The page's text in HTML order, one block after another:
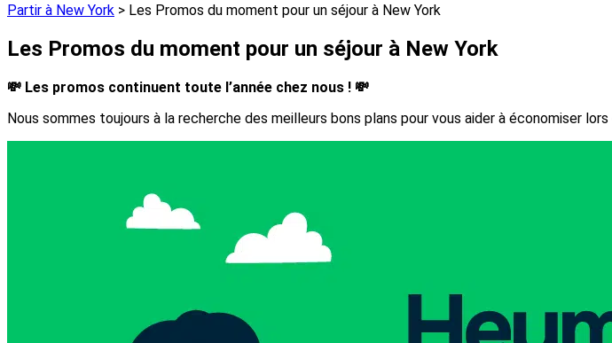
Partir à New York > Les Promos du moment pour un séjour à New York
Les Promos du moment pour un séjour à New York
💸 Les promos continuent toute l’année chez nous ! 💸
Nous sommes toujours à la recherche des meilleurs bons plans pour vous aider à économiser